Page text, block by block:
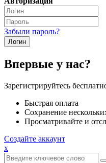
Забыли пароль?
Впервые у нас?
Зарегистрируйтесь
Быстрая оплата
Сохранение
Просматривайте и
Создайте аккаунт
x